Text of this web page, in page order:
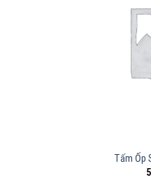
Tấm Ốp